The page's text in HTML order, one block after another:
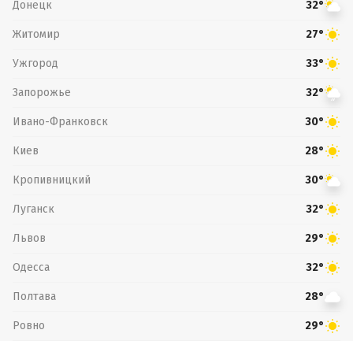
Донецк 32°
Житомир 27°
Ужгород 33°
Запорожье 32°
Ивано-Франковск 30°
Киев 28°
Кропивницкий 30°
Луганск 32°
Львов 29°
Одесса 32°
Полтава 28°
Ровно 29°